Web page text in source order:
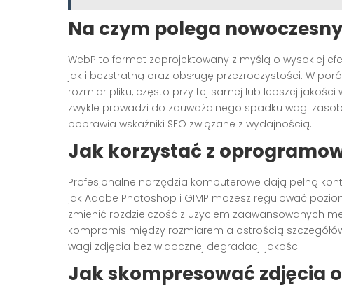
Na czym polega
WebP to format zaprojektowany z myślą o wysokiej
jak i bezstratną oraz obsługę przezroczystości. W
rozmiar pliku, często przy tej samej lub lepszej jakości
zwykle prowadzi do zauważalnego spadku wagi
poprawia wskaźniki SEO związane z wydajnością.
Jak korzystać z
Profesjonalne narzędzia komputerowe dają pełną
jak Adobe Photoshop i GIMP możesz regulować
zmienić rozdzielczość z użyciem zaawansowanych
kompromis między rozmiarem a ostrością
wagi zdjęcia bez widocznej degradacji jakości.
Jak skompresować zdjęcia